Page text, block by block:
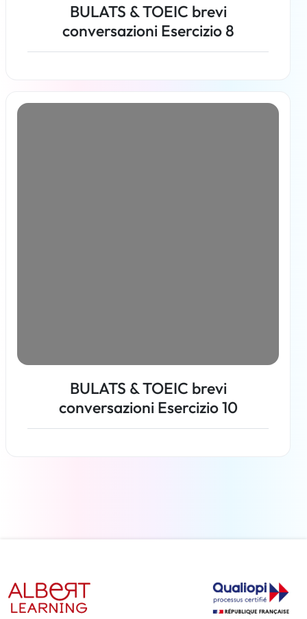
BULATS & TOEIC brevi
conversazioni Esercizio 8
Per saperne di più
BULATS & TOEIC brevi
conversazioni Esercizio 10